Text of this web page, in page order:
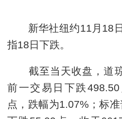
新华社纽约11月18日
指18日下跌。
截至当天收盘，道琼
前一交易日下跌
点，跌幅为1.07%；标